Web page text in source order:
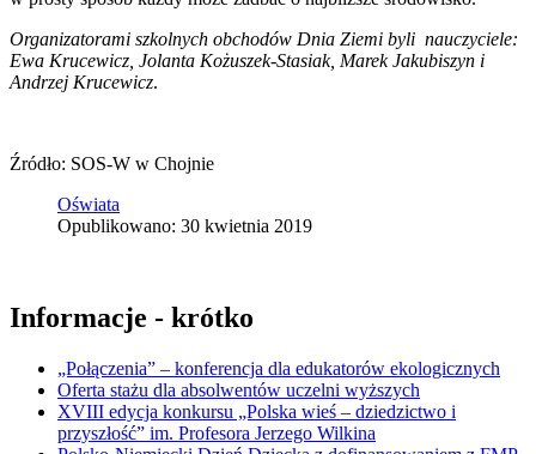
Organizatorami szkolnych obchodów Dnia Ziemi byli nauczyciele:
Ewa Krucewicz, Jolanta Kożuszek-Stasiak, Marek Jakubiszyn i
Andrzej Krucewicz.
Źródło: SOS-W w Chojnie
Oświata
Opublikowano: 30 kwietnia 2019
Informacje - krótko
„Połączenia” – konferencja dla edukatorów ekologicznych
Oferta stażu dla absolwentów uczelni wyższych
XVIII edycja konkursu „Polska wieś – dziedzictwo i
przyszłość” im. Profesora Jerzego Wilkina